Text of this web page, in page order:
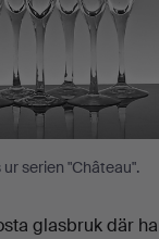
serien "Château".
glasbruk där